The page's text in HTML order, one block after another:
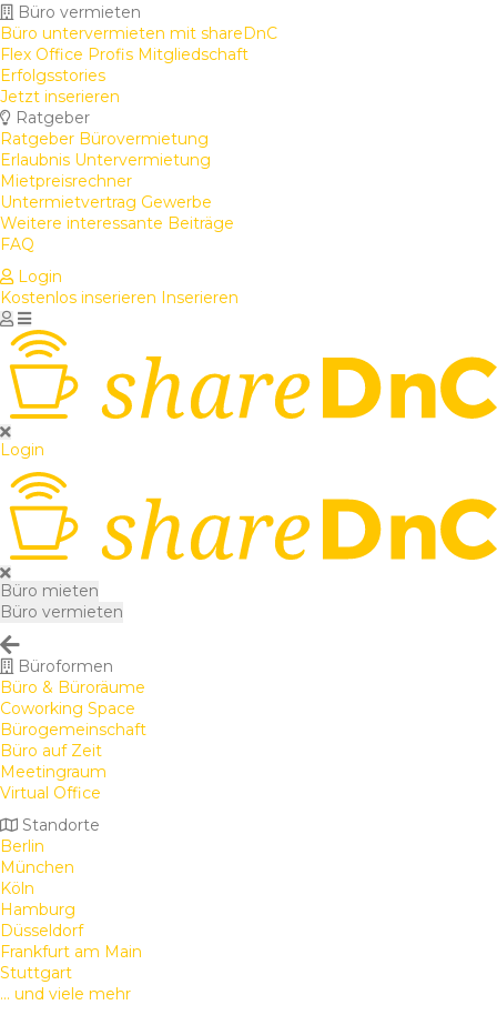
Büro vermieten
Büro untervermieten mit shareDnC
Flex Office Profis Mitgliedschaft
Erfolgsstories
Jetzt inserieren
Ratgeber
Ratgeber Bürovermietung
Erlaubnis Untervermietung
Mietpreisrechner
Untermietvertrag Gewerbe
Weitere interessante Beiträge
FAQ
Login
Kostenlos inserieren Inserieren
Login
Büro mieten
Büro vermieten
Büroformen
Büro & Büroräume
Coworking Space
Bürogemeinschaft
Büro auf Zeit
Meetingraum
Virtual Office
Standorte
Berlin
München
Köln
Hamburg
Düsseldorf
Frankfurt am Main
Stuttgart
... und viele mehr